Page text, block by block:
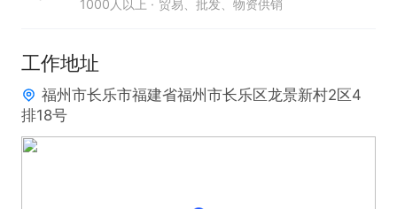
薪资待遇：
公司80%的员工月收入8000以上
2、有两条晋升通道，管理通道和业务通道，每年总
业绩达到规定目标后，分别奖励小车首付款4万，8
万，11万，还有小组PK奖、站点达标奖、季度达标
1000人以上 贸易、批发、物资供销
工作地址
福州市长乐市福建省福州市长乐区龙景新村2区4
排18号